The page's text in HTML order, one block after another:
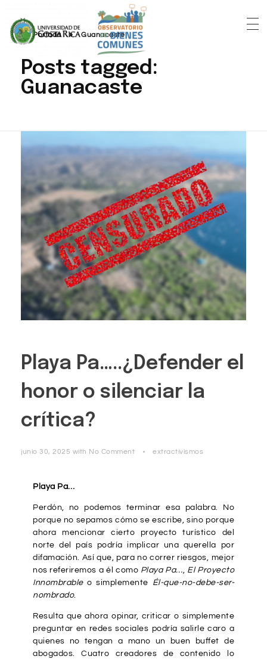
Portada » Guanacaste
Posts tagged:
Guanacaste
Playa Pa…..¿Defender el
honor o silenciar la
crítica?
junio 30, 2025 with No Comment extractivismos
Playa Pa…
Perdón, no podemos terminar esa palabra. No
porque no sepamos cómo se escribe, sino porque
ahora mencionar cierto proyecto turístico del
norte del país podría implicar una querella por
difamación. Así que, para no correr riesgos, mejor
nos referiremos a él como Playa Pa…, El Proyecto
Innombrableo simplemente
Él-que-no-debe-ser-
nombrado.
Resulta que ahora opinar, criticar o simplemente
preguntar en redes sociales podría salirle caro a
quienes no tengan a mano un buen buffet de
abogados. Cuatro creadores de contenido lo